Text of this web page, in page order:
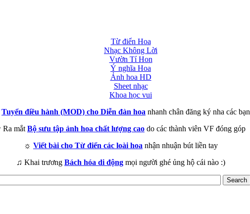
Từ điển Hoa
Nhạc Không Lời
Vườn Tí Hon
Ý nghĩa Hoa
Ảnh hoa HD
Sheet nhạc
Khoa học vui
Tuyển điều hành (MOD) cho Diễn đàn hoa nhanh chân đăng ký nha các bạn
Ra mắt Bộ sưu tập ảnh hoa chất lượng cao do các thành viên VF đóng góp
☼ Viết bài cho Từ điển các loài hoa nhận nhuận bút liền tay
♫ Khai trương Bách hóa di động mọi người ghé ủng hộ cái nào :)